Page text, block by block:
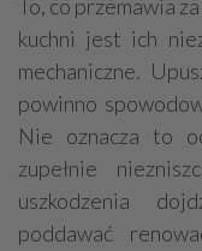
To, co przemawia
kuchni jest ich
mechaniczne.
powinno
Nie oznacza to
zupełnie
uszkodzenia
poddawać